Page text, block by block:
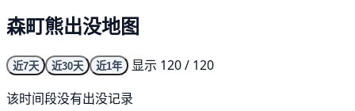
森町熊出没地图
近7天 近30天 近1年
显示 120 / 120
该时间段没有出没记录